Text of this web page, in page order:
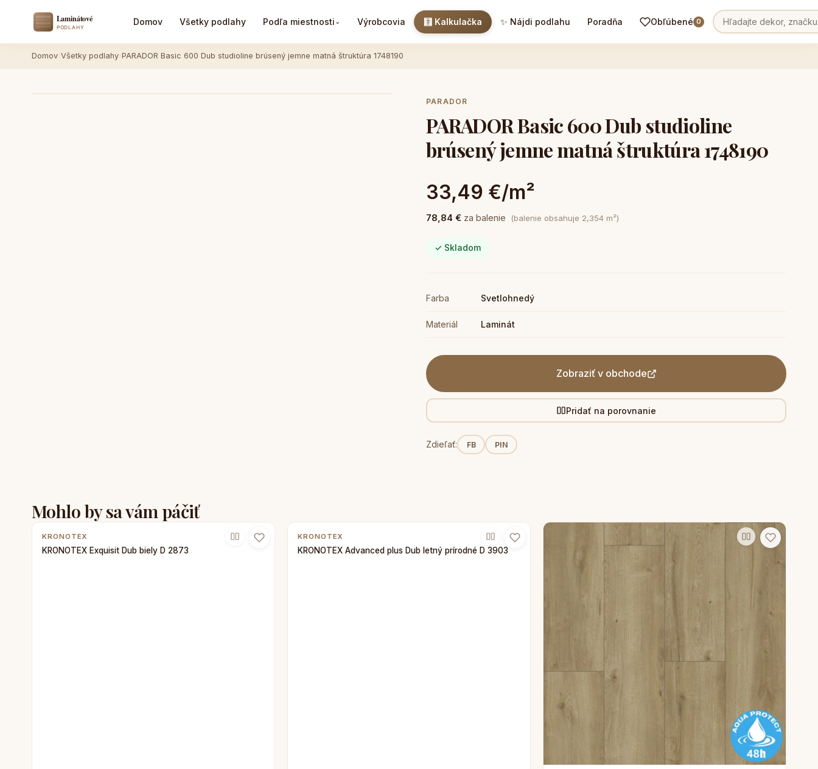
Domov Všetky podlahy Podľa miestnosti ⌄ Výrobcovia 🧮 Kalkulačka ✨ Nájdi podlahu Poradňa Obľúbené 0
Domov Všetky podlahy PARADOR Basic 600 Dub studioline brúsený jemne matná štruktúra 1748190
PARADOR
PARADOR Basic 600 Dub studioline
brúsený jemne matná štruktúra 1748190
33,49 €/m²
78,84 € za balenie (balenie obsahuje 2,354 m²)
✓ Skladom
Farba Svetlohnedý
Materiál Laminát
Zobraziť v obchode
Pridať na porovnanie
Zdieľať: FB PIN
Mohlo by sa vám páčiť
KRONOTEX
KRONOTEX Exquisit Dub biely D 2873
KRONOTEX
KRONOTEX Advanced plus Dub letný prírodné D 3903